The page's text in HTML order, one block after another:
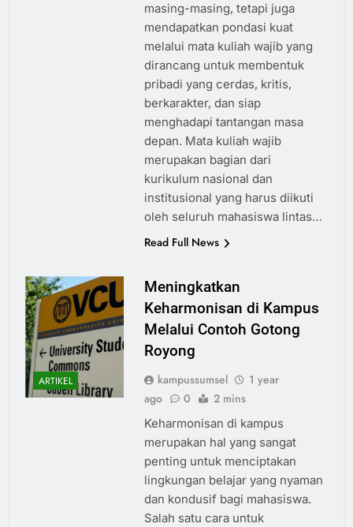
masing-masing, tetapi juga
mendapatkan pondasi kuat
melalui mata kuliah wajib yang
dirancang untuk membentuk
pribadi yang cerdas, kritis,
berkarakter, dan siap
menghadapi tantangan masa
depan. Mata kuliah wajib
merupakan bagian dari
kurikulum nasional dan
institusional yang harus diikuti
oleh seluruh mahasiswa lintas…
Read Full News
ARTIKEL
Meningkatkan
Keharmonisan di Kampus
Melalui Contoh Gotong
Royong
kampussumsel
1 year
ago
0 2 mins
Keharmonisan di kampus
merupakan hal yang sangat
penting untuk menciptakan
lingkungan belajar yang nyaman
dan kondusif bagi mahasiswa.
Salah satu cara untuk